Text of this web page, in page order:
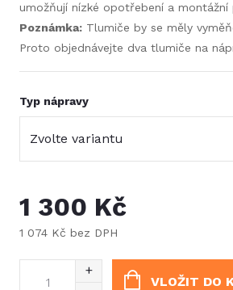
umožňují nízké opotřebení a
Poznámka: Tlumiče by se měly
Proto objednávejte dva tlumiče na
Typ nápravy
1 300 Kč
1 074 Kč bez DPH
VLOŽIT DO